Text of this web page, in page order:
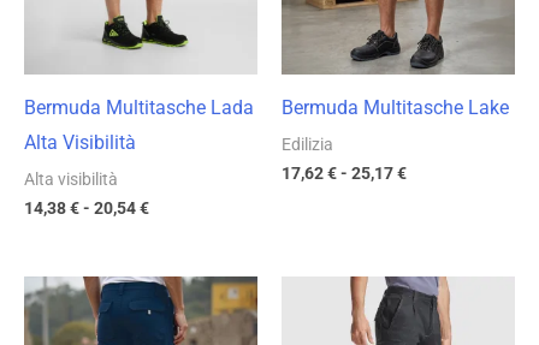
Bermuda Multitasche Lada
Alta Visibilità
Alta visibilità
14,38€- 20,54€
Bermuda Multitasche Lake
Edilizia
17,62€- 25,17€
Fascia
di
prezzo:
Fascia
di
prezzo: